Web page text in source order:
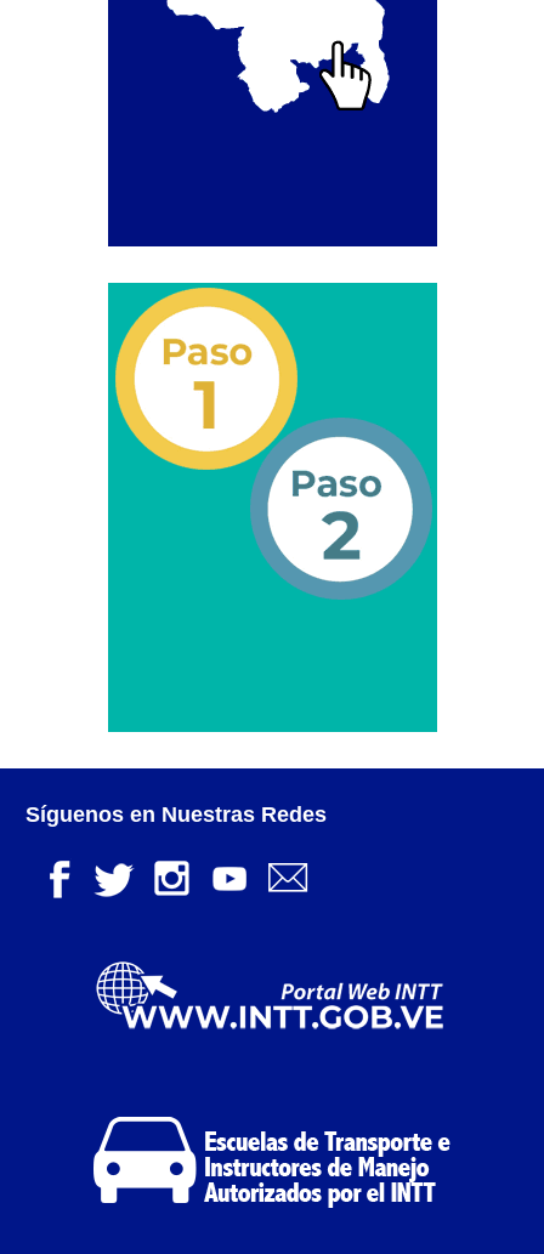
Llamado a Concurso Abierto
Recaudos y requisitos para cambio de motivo de un
Recaudos y requisitos para Estudio de Proyecto
para instalación de medio publicitario (valla
publicitaria).
Recaudos y requisitos para instalación o
renovación de autorización de medio publicitario fijo.
Recaudos y requisitos para instalación o
renovación de medio publicitario fijo.
Otorgamiento de autorización para
Otorgamiento de la Certificación de Prestación de
(RUTAS SUB URBANAS-INTERURBANAS) – Frecuentes
Paso a Paso
Grado (3°).
Registro Original de Licencia para Conducir Cuarto
Síguenos en Nuestras Redes